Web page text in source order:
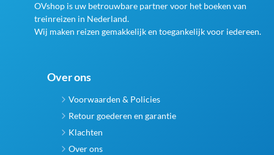
OVshop is uw betrouwbare partner voor het boeken van
treinreizen in Nederland.
Wij maken reizen gemakkelijk en toegankelijk voor iedereen.
Over ons
Voorwaarden & Policies
Retour goederen en garantie
Klachten
Over ons